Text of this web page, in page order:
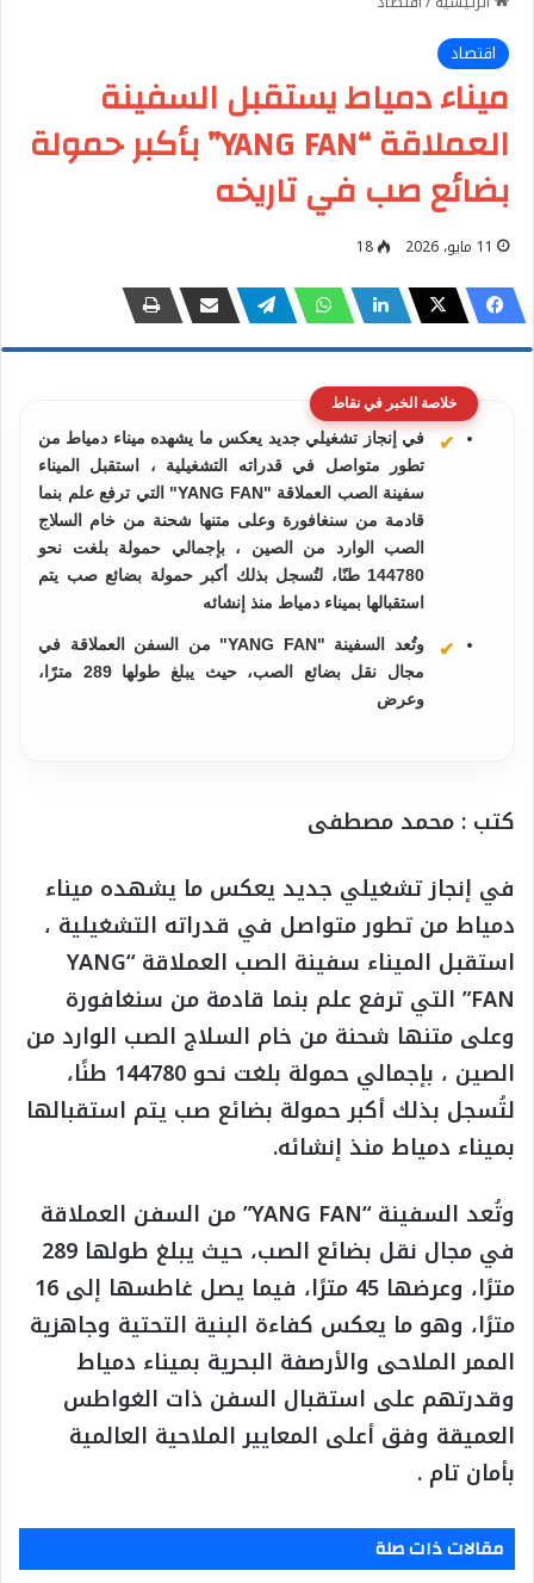
اقتصاد
ميناء دمياط يستقبل السفينة
العملاقة “YANG FAN” بأكبر حمولة
بضائع صب في تاريخه
11 مايو، 2026 18
خلاصة الخبر في نقاط
في إنجاز تشغيلي جديد يعكس ما يشهده ميناء دمياط من
تطور متواصل في قدراته التشغيلية ، استقبل الميناء
سفينة الصب العملاقة "YANG FAN" التي ترفع علم بنما
قادمة من سنغافورة وعلى متنها شحنة من خام السلاج
الصب الوارد من الصين ، بإجمالي حمولة بلغت نحو
144780 طنًا، لتُسجل بذلك أكبر حمولة بضائع صب يتم
استقبالها بميناء دمياط منذ إنشائه
وتُعد السفينة "YANG FAN" من السفن العملاقة في
مجال نقل بضائع الصب، حيث يبلغ طولها 289 مترًا،
وعرض
كتب : محمد مصطفى
في إنجاز تشغيلي جديد يعكس ما يشهده ميناء
دمياط من تطور متواصل في قدراته التشغيلية ،
استقبل الميناء سفينة الصب العملاقة “YANG
FAN” التي ترفع علم بنما قادمة من سنغافورة
وعلى متنها شحنة من خام السلاج الصب الوارد من
الصين ، بإجمالي حمولة بلغت نحو 144780 طنًا،
لتُسجل بذلك أكبر حمولة بضائع صب يتم استقبالها
بميناء دمياط منذ إنشائه.
وتُعد السفينة “YANG FAN” من السفن العملاقة
في مجال نقل بضائع الصب، حيث يبلغ طولها 289
مترًا، وعرضها 45 مترًا، فيما يصل غاطسها إلى 16
مترًا، وهو ما يعكس كفاءة البنية التحتية وجاهزية
الممر الملاحى والأرصفة البحرية بميناء دمياط
وقدرتهم على استقبال السفن ذات الغواطس
العميقة وفق أعلى المعايير الملاحية العالمية
بأمان تام .
مقالات ذات صلة